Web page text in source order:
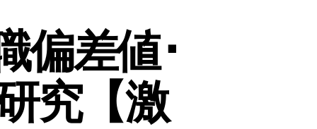
偏差値･
究【激